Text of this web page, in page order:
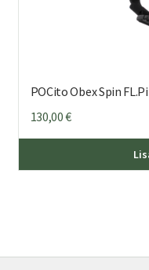
POCito Obex Spin
130,00€